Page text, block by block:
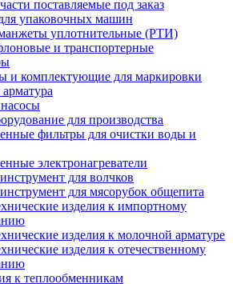
поставляемые под заказ
упаковочных машин
уплотнительные (РТИ)
и транспортерные
и комплектующие для маркировки
для производства
фильтры для очистки воды и
электронагреватели
для волчков
для мясорубок общепита
изделия к импортному
изделия к молочной арматуре
изделия к отечественному
к теплообменникам